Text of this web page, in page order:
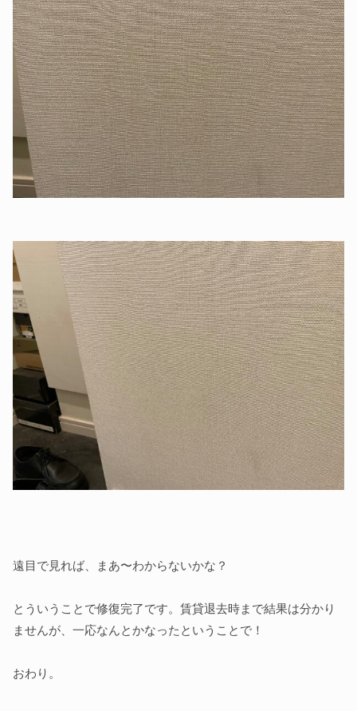
遠目で見れば、まあ〜わからないかな？
とういうことで修復完了です。賃貸退去時まで結果は分かり
ませんが、一応なんとかなったということで！
おわり。